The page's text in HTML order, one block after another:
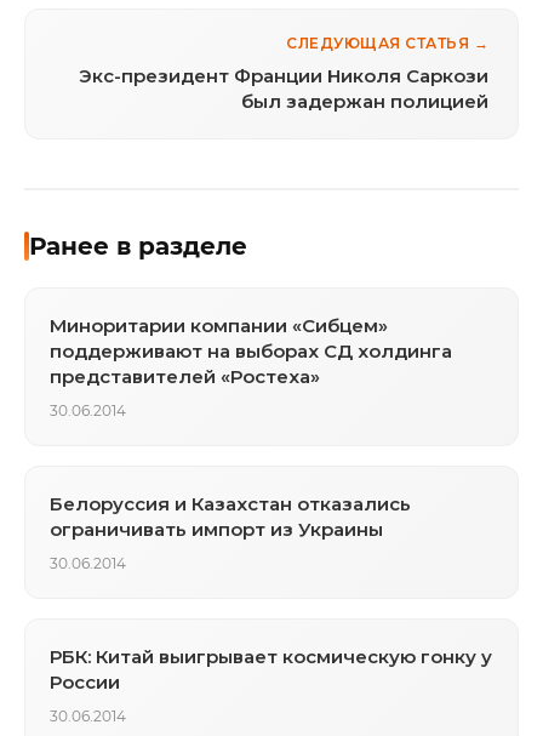
СЛЕДУЮЩАЯ СТАТЬЯ →
Экс-президент Франции Николя Саркози
был задержан полицией
Ранее в разделе
Миноритарии компании «Сибцем»
поддерживают на выборах СД холдинга
представителей «Ростеха»
30.06.2014
Белоруссия и Казахстан отказались
ограничивать импорт из Украины
30.06.2014
РБК: Китай выигрывает космическую гонку у
России
30.06.2014